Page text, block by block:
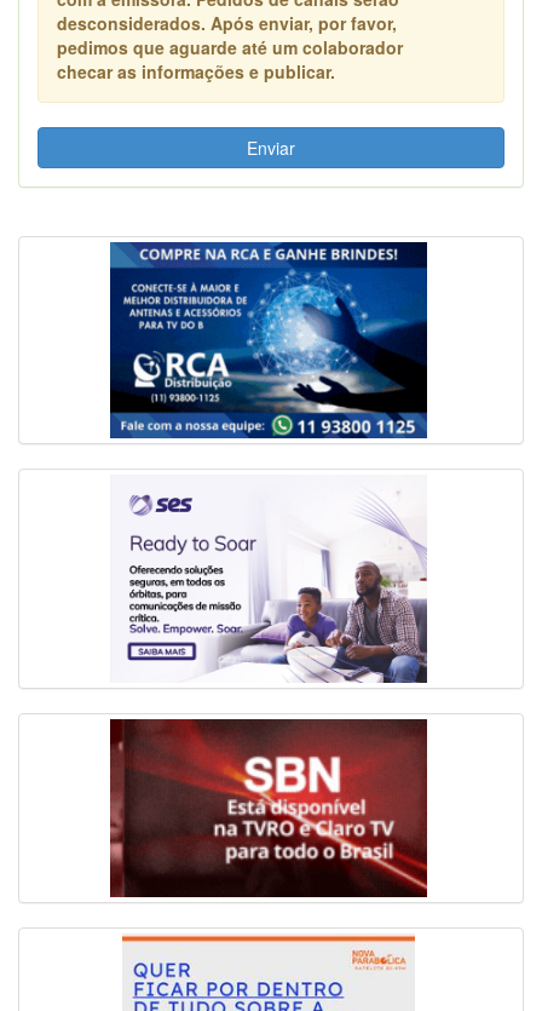
desconsiderados. Após enviar, por favor,
pedimos que aguarde até um colaborador
checar as informações e publicar.
Enviar